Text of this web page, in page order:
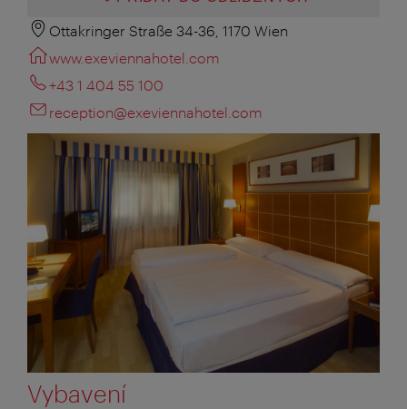
Ottakringer Straße 34-36, 1170 Wien
www.exeviennahotel.com
+43 1 404 55 100
reception@exeviennahotel.com
Vybavení